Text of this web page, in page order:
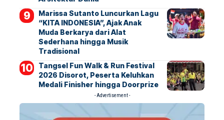
Marissa Sutanto Luncurkan Lagu
“KITA INDONESIA”, Ajak Anak
Muda Berkarya dari Alat
Sederhana hingga Musik
Tradisional
Tangsel Fun Walk & Run Festival
2026 Disorot, Peserta Keluhkan
Medali Finisher hingga Doorprize
- Advertisement -